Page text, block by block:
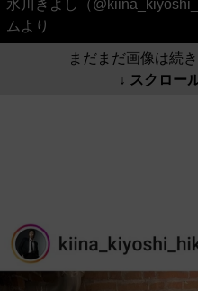
氷川きよし（
ムより
まだまだ画像は続
↓ スクロー